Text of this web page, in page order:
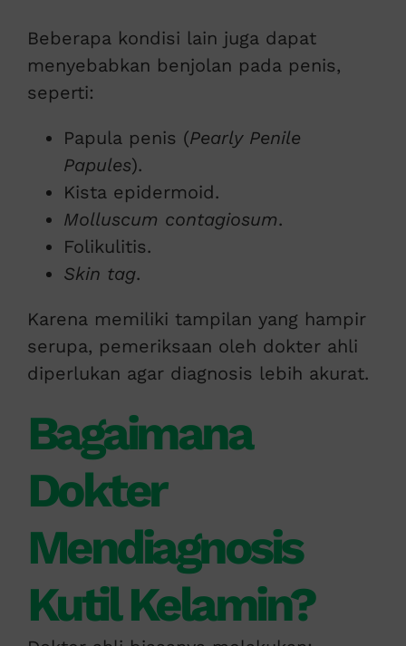
Beberapa kondisi lain juga dapat
menyebabkan benjolan pada penis,
seperti:
Papula penis (Pearly Penile
Papules).
Kista epidermoid.
Molluscum contagiosum.
Folikulitis.
Skin tag.
Karena memiliki tampilan yang hampir
serupa, pemeriksaan oleh dokter ahli
diperlukan agar diagnosis lebih akurat.
Bagaimana
Dokter
Mendiagnosis
Kutil Kelamin?